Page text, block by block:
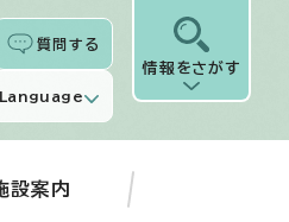
質問する
Language
情報をさがす
設案内